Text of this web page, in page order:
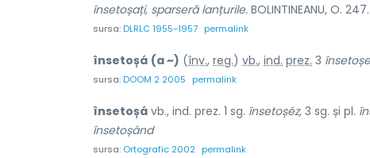
însetoșați, sparseră lanțurile. BOLINTINEANU, O. 247.
sursa:DLRLC 1955-1957 permalink
însetoșá (a ~) (înv., reg.) vb., ind. prez. 3
sursa:DOOM 2 2005 permalink
însetoșá vb., ind. prez. 1 sg. însetoșéz, 3 sg. și pl.
însetoșând
sursa: Ortografic 2002 permalink